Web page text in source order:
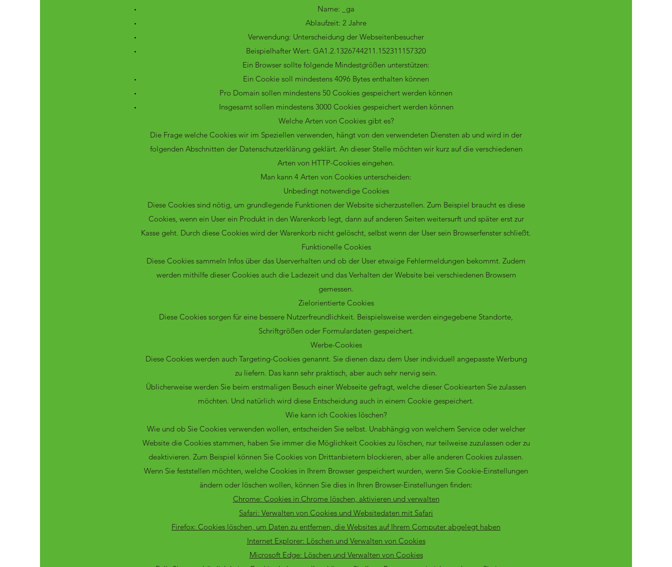
Name: _ga
Ablaufzeit: 2 Jahre
Verwendung: Unterscheidung der Webseitenbesucher
Beispielhafter Wert: GA1.2.1326744211.152311157320
Ein Browser sollte folgende Mindestgrößen unterstützen:
Ein Cookie soll mindestens 4096 Bytes enthalten können
Pro Domain sollen mindestens 50 Cookies gespeichert werden können
Insgesamt sollen mindestens 3000 Cookies gespeichert werden können
Welche Arten von Cookies gibt es?
Die Frage welche Cookies wir im Speziellen verwenden, hängt von den verwendeten Diensten ab und wird in der
folgenden Abschnitten der Datenschutzerklärung geklärt. An dieser Stelle möchten wir kurz auf die verschiedenen
Arten von HTTP-Cookies eingehen.
Man kann 4 Arten von Cookies unterscheiden:
Unbedingt notwendige Cookies
Diese Cookies sind nötig, um grundlegende Funktionen der Website sicherzustellen. Zum Beispiel braucht es diese
Cookies, wenn ein User ein Produkt in den Warenkorb legt, dann auf anderen Seiten weitersurft und später erst zur
Kasse geht. Durch diese Cookies wird der Warenkorb nicht gelöscht, selbst wenn der User sein Browserfenster schließt.
Funktionelle Cookies
Diese Cookies sammeln Infos über das Userverhalten und ob der User etwaige Fehlermeldungen bekommt. Zudem
werden mithilfe dieser Cookies auch die Ladezeit und das Verhalten der Website bei verschiedenen Browsern
gemessen.
Zielorientierte Cookies
Diese Cookies sorgen für eine bessere Nutzerfreundlichkeit. Beispielsweise werden eingegebene Standorte,
Schriftgrößen oder Formulardaten gespeichert.
Werbe-Cookies
Diese Cookies werden auch Targeting-Cookies genannt. Sie dienen dazu dem User individuell angepasste Werbung
zu liefern. Das kann sehr praktisch, aber auch sehr nervig sein.
Üblicherweise werden Sie beim erstmaligen Besuch einer Webseite gefragt, welche dieser Cookiearten Sie zulassen
möchten. Und natürlich wird diese Entscheidung auch in einem Cookie gespeichert.
Wie kann ich Cookies löschen?
Wie und ob Sie Cookies verwenden wollen, entscheiden Sie selbst. Unabhängig von welchem Service oder welcher
Website die Cookies stammen, haben Sie immer die Möglichkeit Cookies zu löschen, nur teilweise zuzulassen oder zu
deaktivieren. Zum Beispiel können Sie Cookies von Drittanbietern blockieren, aber alle anderen Cookies zulassen.
Wenn Sie feststellen möchten, welche Cookies in Ihrem Browser gespeichert wurden, wenn Sie Cookie-Einstellungen
ändern oder löschen wollen, können Sie dies in Ihren Browser-Einstellungen finden:
Chrome: Cookies in Chrome löschen, aktivieren und verwalten
Safari: Verwalten von Cookies und Websitedaten mit Safari
Firefox: Cookies löschen, um Daten zu entfernen, die Websites auf Ihrem Computer abgelegt haben
Internet Explorer: Löschen und Verwalten von Cookies
Microsoft Edge: Löschen und Verwalten von Cookies